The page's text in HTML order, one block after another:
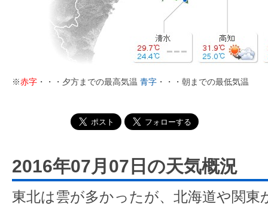
※赤字 ・・・夕方までの最高気温 青字 ・・・朝までの最低気温
2016年07月07日の天気概況
東北は雲が多かったが、北海道や関東